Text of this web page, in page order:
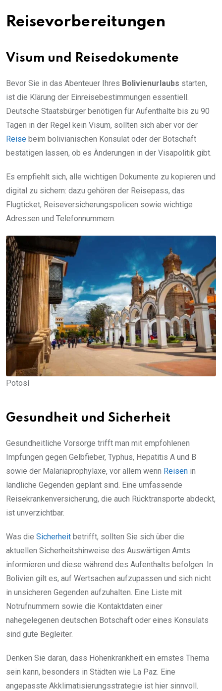
Reisevorbereitungen
Visum und Reisedokumente
Bevor Sie in das Abenteuer Ihres Bolivienurlaubs starten,
ist die Klärung der Einreisebestimmungen essentiell.
Deutsche Staatsbürger benötigen für Aufenthalte bis zu 90
Tagen in der Regel kein Visum, sollten sich aber vor der
Reise beim bolivianischen Konsulat oder der Botschaft
bestätigen lassen, ob es Änderungen in der Visapolitik gibt.
Es empfiehlt sich, alle wichtigen Dokumente zu kopieren und
digital zu sichern: dazu gehören der Reisepass, das
Flugticket, Reiseversicherungspolicen sowie wichtige
Adressen und Telefonnummern.
Potosí
Gesundheit und Sicherheit
Gesundheitliche Vorsorge trifft man mit empfohlenen
Impfungen gegen Gelbfieber, Typhus, Hepatitis A und B
sowie der Malariaprophylaxe, vor allem wenn Reisen in
ländliche Gegenden geplant sind. Eine umfassende
Reisekrankenversicherung, die auch Rücktransporte abdeckt,
ist unverzichtbar.
Was die Sicherheit betrifft, sollten Sie sich über die
aktuellen Sicherheitshinweise des Auswärtigen Amts
informieren und diese während des Aufenthalts befolgen. In
Bolivien gilt es, auf Wertsachen aufzupassen und sich nicht
in unsicheren Gegenden aufzuhalten. Eine Liste mit
Notrufnummern sowie die Kontaktdaten einer
nahegelegenen deutschen Botschaft oder eines Konsulats
sind gute Begleiter.
Denken Sie daran, dass Höhenkrankheit ein ernstes Thema
sein kann, besonders in Städten wie La Paz. Eine
angepasste Akklimatisierungsstrategie ist hier sinnvoll.